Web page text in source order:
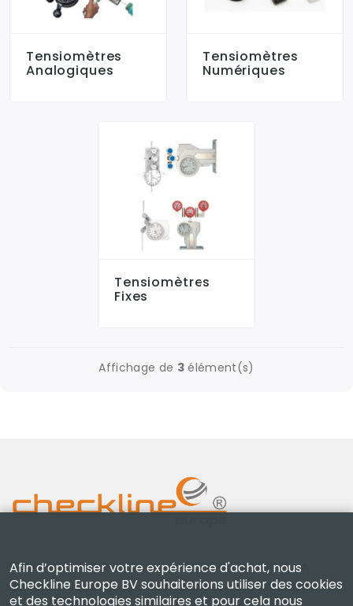
Tensiomètres
Analogiques
Tensiomètres
Numériques
Tensiomètres
Fixes
Affichage de 3élément(s)
Checkline Europe B.V. — spécialistes de la fourniture,
de l'étalonnage, de la certification et de la réparation
Afin d’optimiser votre expérience d'achat, nous
Checkline Europe BV souhaiterions utiliser des cookies
et des technologies similaires et pour cela nous